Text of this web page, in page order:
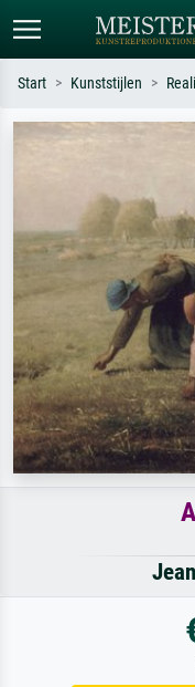
Standaard
Hokusai-golf, naakt.
Start Kunststijlen